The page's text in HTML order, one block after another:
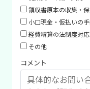
領収書原本の収集・
小口現金・仮払いの
経費精算の法制度対
その他
コメント
に
し
て
く
だ
さ
い。